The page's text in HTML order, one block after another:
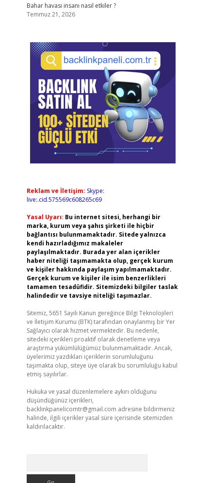
Bahar havası insanı nasıl etkiler ?
Temmuz 21, 2026
Reklam ve İletişim: Skype:
live:.cid.575569c608265c69
Yasal Uyarı: Bu internet sitesi, herhangi bir
marka, kurum veya şahıs şirketi ile hiçbir
bağlantısı bulunmamaktadır. Sitede yalnızca
kendi hazırladığımız makaleler
paylaşılmaktadır. Burada yer alan içerikler
haber niteliği taşımamakta olup, gerçek kurum
ve kişiler hakkında paylaşım yapılmamaktadır.
Gerçek kurum ve kişiler ile isim benzerlikleri
tamamen tesadüfidir. Sitemizdeki bilgiler taslak
halindedir ve tavsiye niteliği taşımazlar.
Sitemiz, 5651 Sayılı Kanun gereğince Bilgi Teknolojileri
ve İletişim Kurumu (BTK) tarafından onaylanmış bir Yer
Sağlayıcı olarak hizmet vermektedir. Bu nedenle,
sitedeki içerikleri proaktif olarak denetleme veya
araştırma yükümlülüğümüz bulunmamaktadır. Ancak,
üyelerimiz yazdıkları içeriklerin sorumluluğunu
taşımakta olup, siteye üye olarak bu sorumluluğu kabul
etmiş sayılırlar.
Hukuka ve yasal düzenlemelere aykırı olduğunu
düşündüğünüz içerikleri,
backlinkpanelicomtr@gmail.com adresine bildirmeniz
halinde, ilgili içerikler yasal süre içerisinde sitemizden
kaldırılacaktır.